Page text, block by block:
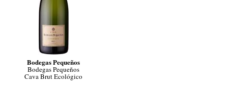
Bodegas Pequeños
Bodegas Pequeños
Cava Brut Ecológico